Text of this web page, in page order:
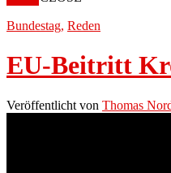
Bundestag, Reden
EU-Beitritt
Veröffentlicht von Thomas